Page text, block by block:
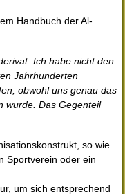
Handbuch der Al-
Ich habe nicht den
Jahrhunderten
obwohl uns genau das
wurde. Das Gegenteil
so wie
Sportverein oder ein
um sich entsprechend